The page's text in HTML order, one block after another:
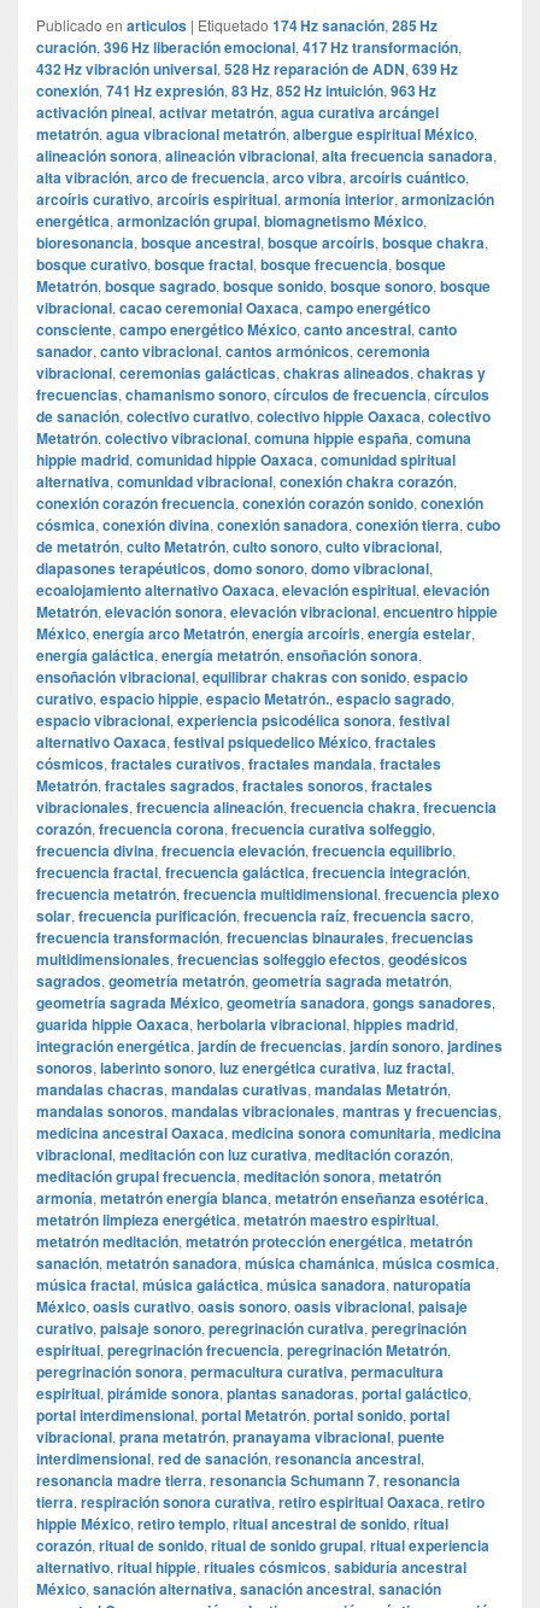
Publicado en articulos | Etiquetado 174 Hz sanación, 285 Hz
curación, 396 Hz liberación emocional, 417 Hz transformación,
432 Hz vibración universal, 528 Hz reparación de ADN, 639 Hz
conexión, 741 Hz expresión, 83 Hz, 852 Hz intuición, 963 Hz
activación pineal, activar metatrón, agua curativa arcángel
metatrón, agua vibracional metatrón, albergue espiritual México,
alineación sonora, alineación vibracional, alta frecuencia sanadora,
alta vibración, arco de frecuencia, arco vibra, arcoíris cuántico,
arcoíris curativo, arcoíris espiritual, armonía interior, armonización
energética, armonización grupal, biomagnetismo México,
bioresonancia, bosque ancestral, bosque arcoíris, bosque chakra,
bosque curativo, bosque fractal, bosque frecuencia, bosque
Metatrón, bosque sagrado, bosque sonido, bosque sonoro, bosque
vibracional, cacao ceremonial Oaxaca, campo energético
consciente, campo energético México, canto ancestral, canto
sanador, canto vibracional, cantos armónicos, ceremonia
vibracional, ceremonias galácticas, chakras alineados, chakras y
frecuencias, chamanismo sonoro, círculos de frecuencia, círculos
de sanación, colectivo curativo, colectivo hippie Oaxaca, colectivo
Metatrón, colectivo vibracional, comuna hippie españa, comuna
hippie madrid, comunidad hippie Oaxaca, comunidad spiritual
alternativa, comunidad vibracional, conexión chakra corazón,
conexión corazón frecuencia, conexión corazón sonido, conexión
cósmica, conexión divina, conexión sanadora, conexión tierra, cubo
de metatrón, culto Metatrón, culto sonoro, culto vibracional,
diapasones terapéuticos, domo sonoro, domo vibracional,
ecoalojamiento alternativo Oaxaca, elevación espiritual, elevación
Metatrón, elevación sonora, elevación vibracional, encuentro hippie
México, energía arco Metatrón, energía arcoíris, energía estelar,
energía galáctica, energía metatrón, ensoñación sonora,
ensoñación vibracional, equilibrar chakras con sonido, espacio
curativo, espacio hippie, espacio Metatrón., espacio sagrado,
espacio vibracional, experiencia psicodélica sonora, festival
alternativo Oaxaca, festival psiquedelico México, fractales
cósmicos, fractales curativos, fractales mandala, fractales
Metatrón, fractales sagrados, fractales sonoros, fractales
vibracionales, frecuencia alineación, frecuencia chakra, frecuencia
corazón, frecuencia corona, frecuencia curativa solfeggio,
frecuencia divina, frecuencia elevación, frecuencia equilibrio,
frecuencia fractal, frecuencia galáctica, frecuencia integración,
frecuencia metatrón, frecuencia multidimensional, frecuencia plexo
solar, frecuencia purificación, frecuencia raíz, frecuencia sacro,
frecuencia transformación, frecuencias binaurales, frecuencias
multidimensionales, frecuencias solfeggio efectos, geodésicos
sagrados, geometría metatrón, geometría sagrada metatrón,
geometría sagrada México, geometría sanadora, gongs sanadores,
guarida hippie Oaxaca, herbolaria vibracional, hippies madrid,
integración energética, jardín de frecuencias, jardín sonoro, jardines
sonoros, laberinto sonoro, luz energética curativa, luz fractal,
mandalas chacras, mandalas curativas, mandalas Metatrón,
mandalas sonoros, mandalas vibracionales, mantras y frecuencias,
medicina ancestral Oaxaca, medicina sonora comunitaria, medicina
vibracional, meditación con luz curativa, meditación corazón,
meditación grupal frecuencia, meditación sonora, metatrón
armonía, metatrón energía blanca, metatrón enseñanza esotérica,
metatrón limpieza energética, metatrón maestro espiritual,
metatrón meditación, metatrón protección energética, metatrón
sanación, metatrón sanadora, música chamánica, música cosmica,
música fractal, música galáctica, música sanadora, naturopatía
México, oasis curativo, oasis sonoro, oasis vibracional, paisaje
curativo, paisaje sonoro, peregrinación curativa, peregrinación
espiritual, peregrinación frecuencia, peregrinación Metatrón,
peregrinación sonora, permacultura curativa, permacultura
espiritual, pirámide sonora, plantas sanadoras, portal galáctico,
portal interdimensional, portal Metatrón, portal sonido, portal
vibracional, prana metatrón, pranayama vibracional, puente
interdimensional, red de sanación, resonancia ancestral,
resonancia madre tierra, resonancia Schumann 7, resonancia
tierra, respiración sonora curativa, retiro espiritual Oaxaca, retiro
hippie México, retiro templo, ritual ancestral de sonido, ritual
corazón, ritual de sonido, ritual de sonido grupal, ritual experiencia
alternativo, ritual hippie, rituales cósmicos, sabiduría ancestral
México, sanación alternativa, sanación ancestral, sanación